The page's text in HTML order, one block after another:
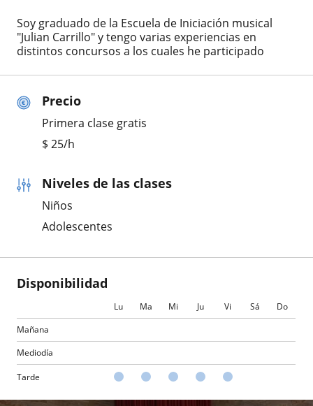
Precio
Primera clase gratis
$ 25/h
Niveles de las clases
Niños
Adolescentes
Disponibilidad
Lu Ma Mi Ju Vi Sá
Do
Mañana
Mediodía
Tarde
Soy graduado de la Escuela de Iniciación musical
"Julian Carrillo" y tengo varias experiencias en
distintos concursos a los cuales he participado